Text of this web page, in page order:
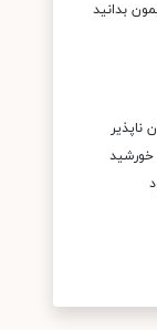
بدانید
خورشید